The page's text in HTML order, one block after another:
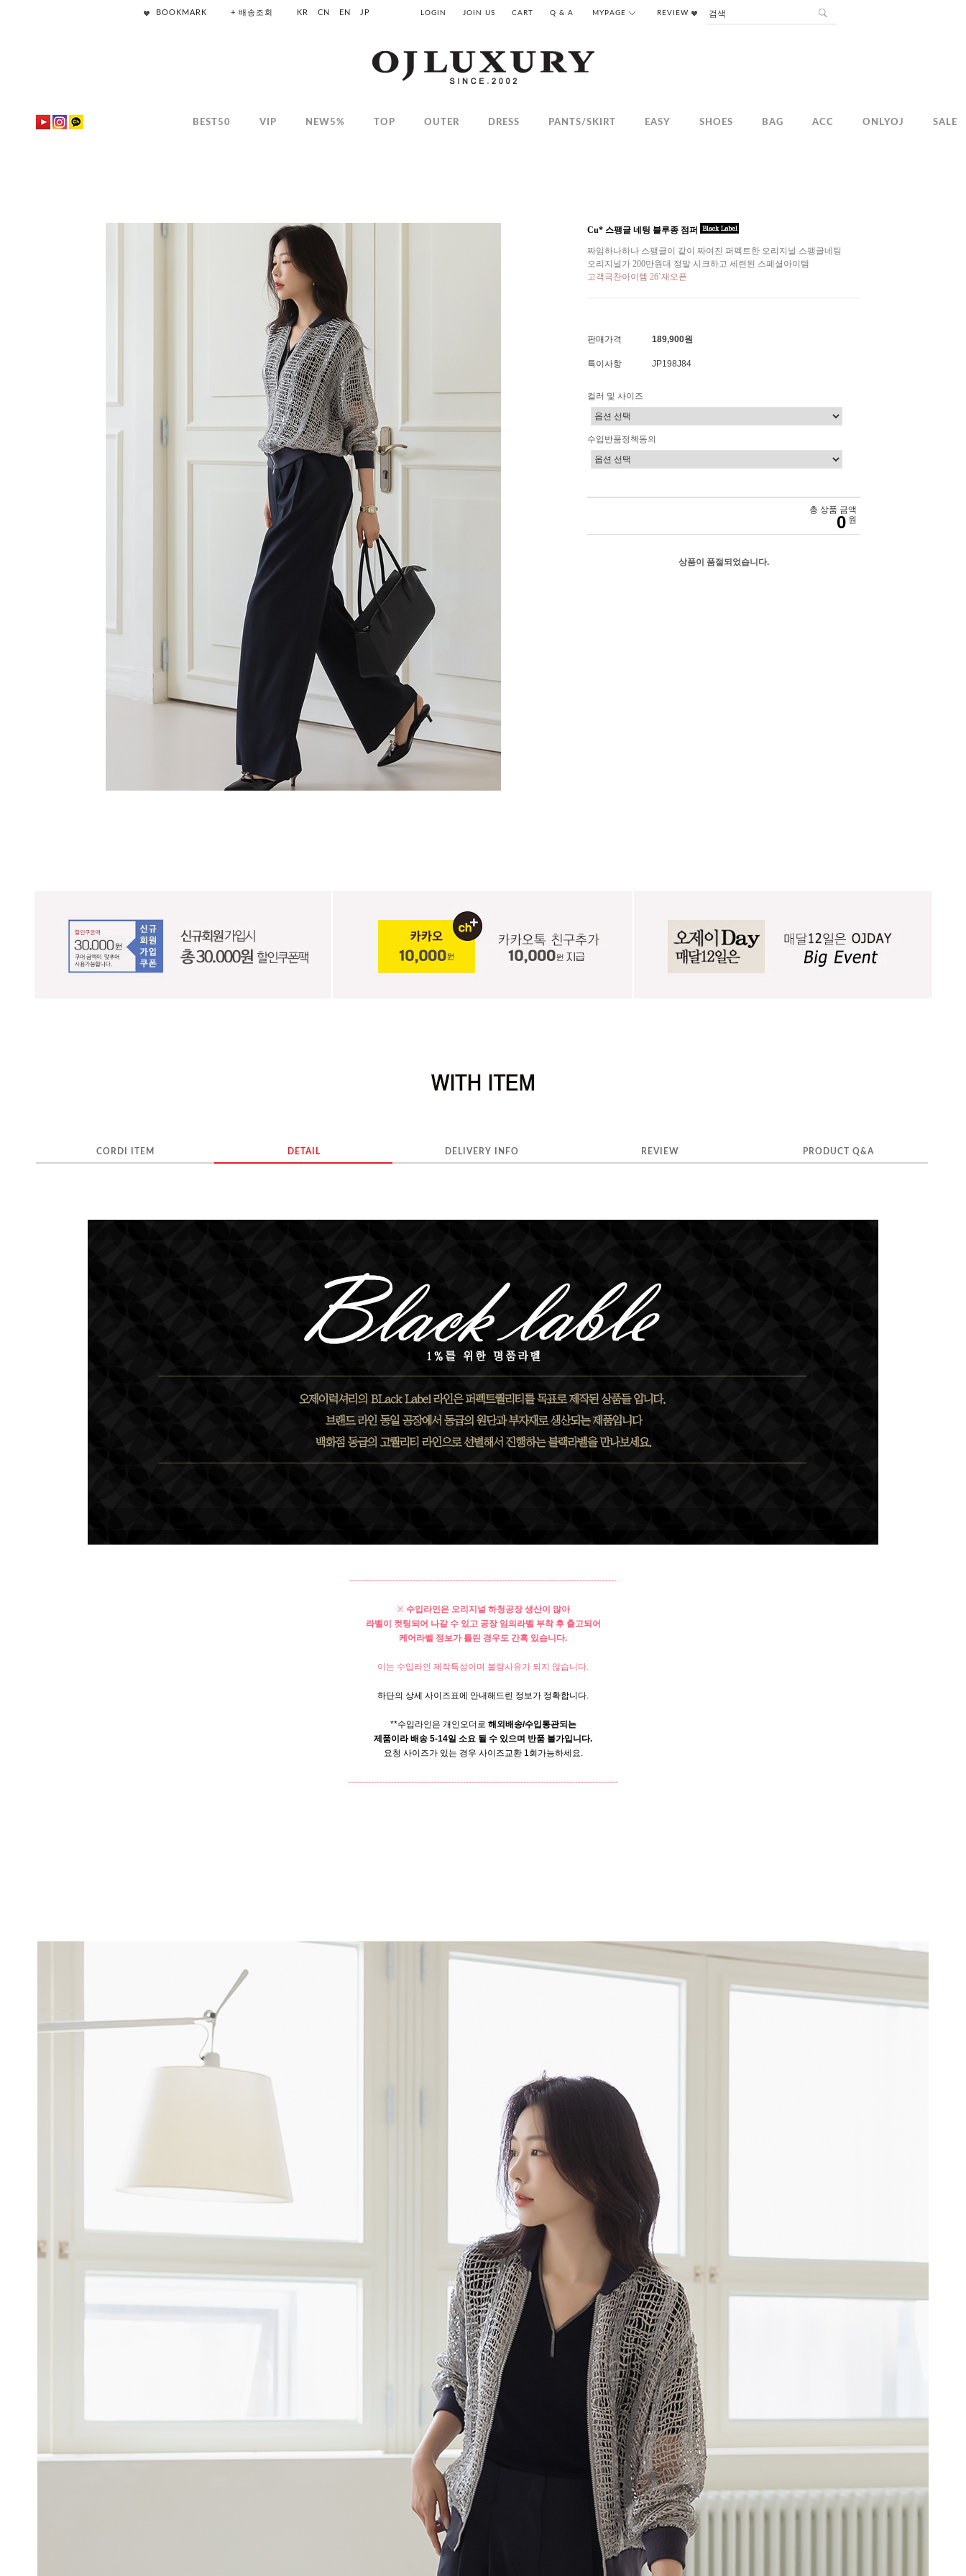
BOOKMARK + 배송조회 KR CN EN JP LOGIN JOIN US CART Q & A MYPAGE REVIEW
BEST50 VIP NEW5% TOP OUTER DRESS PANTS/SKIRT EASY SHOES BAG ACC ONLYOJ SALE
Cu* 스팽글 네팅 블루종 점퍼
짜임하나하나 스팽글이 같이 짜여진 퍼펙트한 오리지널 스팽글네팅
오리지널가 200만원대 정말 시크하고 세련된 스페셜아이템
고객극찬아이템 26`재오픈
판매가격 189,900원
특이사항 JP198J84
컬러 및 사이즈
수입반품정책동의
총 상품 금액
0 원
상품이 품절되었습니다.
CORDI ITEM DETAIL DELIVERY INFO REVIEW PRODUCT Q&A
---------------------------------------------------------------------------------------------
※ 수입라인은 오리지널 하청공장 생산이 많아
라벨이 컷팅되어 나갈 수 있고 공장 임의라벨 부착 후 출고되어
케어라벨 정보가 틀린 경우도 간혹 있습니다.
이는 수입라인 제작특성이며 불량사유가 되지 않습니다.
하단의 상세 사이즈표에 안내해드린 정보가 정확합니다.
**수입라인은 개인오더로 해외배송/수입통관되는
제품이라 배송 5-14일 소요 될 수 있으며 반품 불가입니다.
요청 사이즈가 있는 경우 사이즈교환 1회가능하세요.
----------------------------------------------------------------------------------------------